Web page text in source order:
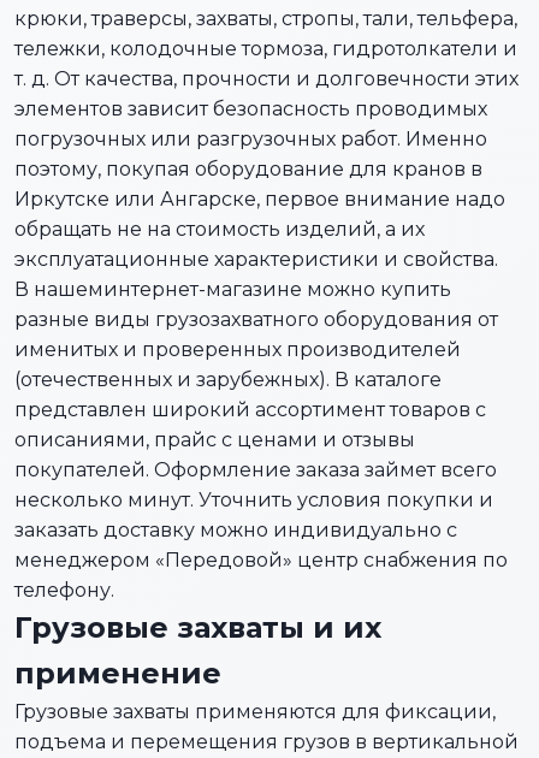
крюки, траверсы, захваты, стропы, тали, тельфера,
тележки, колодочные тормоза, гидротолкатели и
т. д. От качества, прочности и долговечности этих
элементов зависит безопасность проводимых
погрузочных или разгрузочных работ. Именно
поэтому, покупая оборудование для кранов в
Иркутске или Ангарске, первое внимание надо
обращать не на стоимость изделий, а их
эксплуатационные характеристики и свойства.
В нашеминтернет-магазине можно купить
разные виды грузозахватного оборудования от
именитых и проверенных производителей
(отечественных и зарубежных). В каталоге
представлен широкий ассортимент товаров с
описаниями, прайс с ценами и отзывы
покупателей. Оформление заказа займет всего
несколько минут. Уточнить условия покупки и
заказать доставку можно индивидуально с
менеджером «Передовой» центр снабжения по
телефону.
Грузовые захваты и их
применение
Грузовые захваты применяются для фиксации,
подъема и перемещения грузов в вертикальной